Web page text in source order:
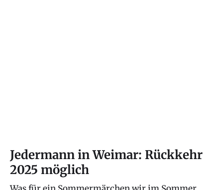
Jedermann in Weimar: Rückkehr
2025 möglich